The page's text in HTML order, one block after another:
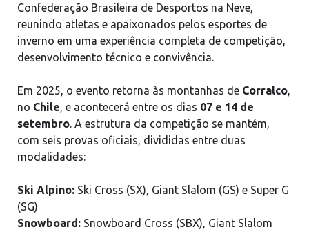
Confederação Brasileira de Desportos na Neve,
reunindo atletas e apaixonados pelos esportes de
inverno em uma experiência completa de competição,
desenvolvimento técnico e convivência.
Em 2025, o evento retorna às montanhas de Corralco,
no Chile, e acontecerá entre os dias 07 e 14 de
setembro. A estrutura da competição se mantém,
com seis provas oficiais, divididas entre duas
modalidades:
Ski Alpino: Ski Cross (SX), Giant Slalom (GS) e Super G
(SG)
Snowboard: Snowboard Cross (SBX), Giant Slalom